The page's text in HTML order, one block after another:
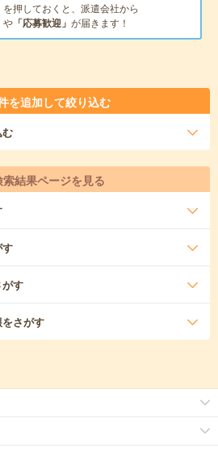
を押しておくと、派遣会社から
や 「応募歓迎」 が届きます！
を追加して絞り込む
結果ページを見る
す
さがす